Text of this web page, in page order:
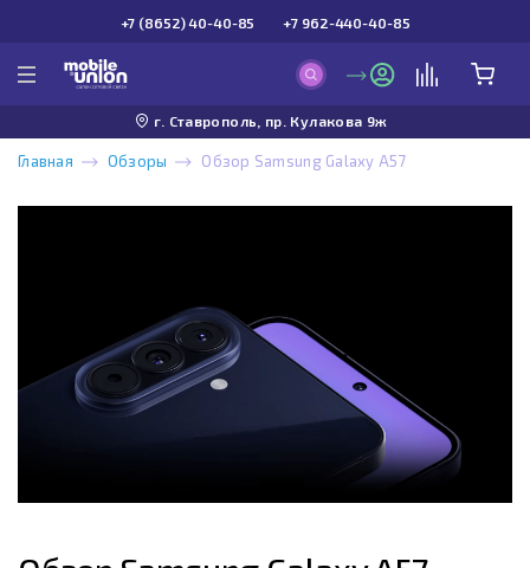
+7 (8652) 40-40-85 +7 962-440-40-85
г. Ставрополь, пр. Кулакова 9ж
Главная Обзоры Обзор Samsung Galaxy A57